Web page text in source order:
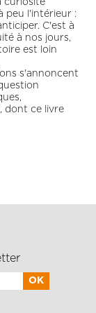
curiosité
peu l'intérieur :
C'est à
à nos jours,
est loin
s'annoncent
dont ce livre